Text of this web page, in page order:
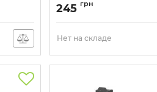
Артикул:YY-17-LED
245 грн
Нет на складе